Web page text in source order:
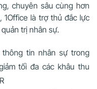
chuyên sâu cùng hơn
1Office là trợ thủ đắc lực
trị nhân sự.
tin nhân sự trong
tối đa các khâu thu